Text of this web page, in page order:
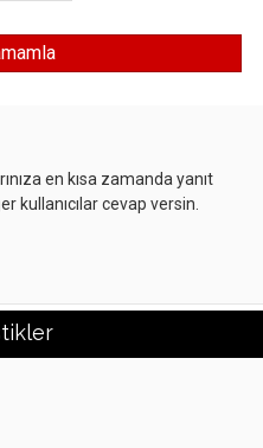
en kısa zamanda yanıt
kullanıcılar cevap versin.